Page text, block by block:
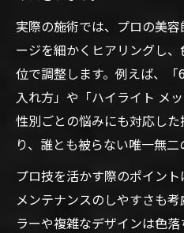
実際の施術では、プロの美
ージを細かくヒアリングし
位で調整します。例えば、
入れ方」や「ハイライト メ
性別ごとの悩みにも対応し
り、誰とも被らない唯一無二
プロ技を活かす際のポイン
メンテナンスのしやすさも
ラーや複雑なデザインは色